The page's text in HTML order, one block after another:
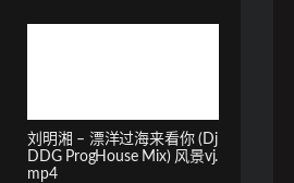
刘明湘 – 漂洋过海来看你 (Dj
DDG ProgHouse Mix) 风景vj.
mp4